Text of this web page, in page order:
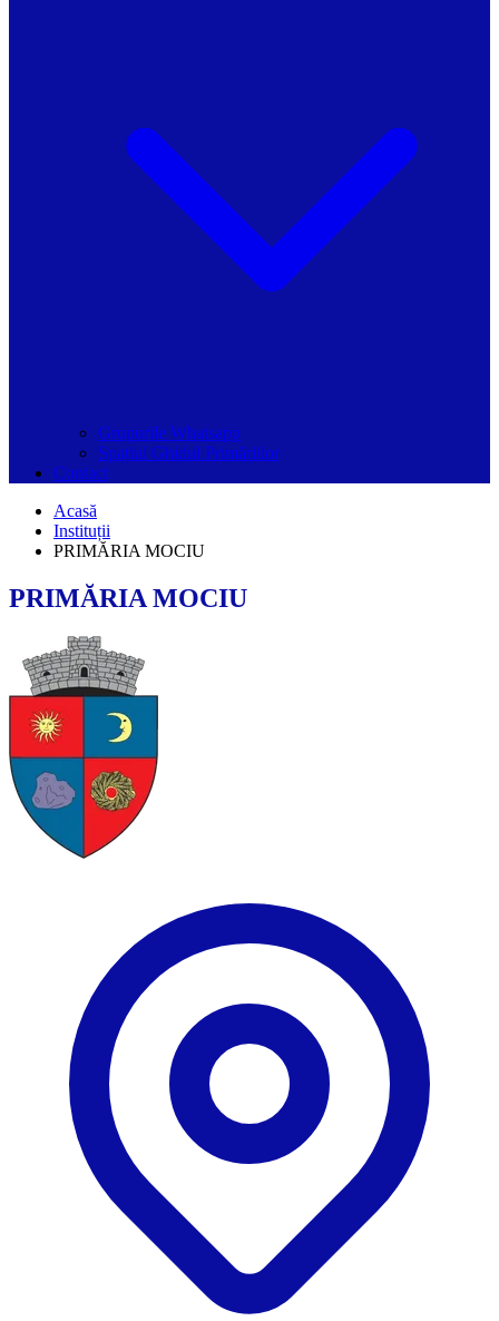
Grupurile Whatsapp
Spațiul Ghidul Primăriilor
Contact
Acasă
Instituții
PRIMĂRIA MOCIU
PRIMĂRIA MOCIU